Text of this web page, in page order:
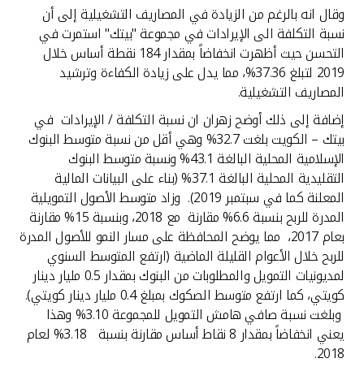
وقال انه بالرغم من الزيادة في المصاريف التشغيلية إلى أن
نسبة التكلفة الى الإيرادات في مجموعة "بيتك" استمرت في
التحسن حيث أظهرت انخفاضاً بمقدار 184 نقطة أساس خلال
2019 لتبلغ 37.36%، مما يدل على زيادة الكفاءة وترشيد
المصاريف التشغيلية.
إضافة إلى ذلك أوضح زهران ان نسبة التكلفة / الإيرادات في
بيتك – الكويت بلغت 32.7% وهي أقل من نسبة متوسط البنوك
الإسلامية المحلية البالغة 43.1% ونسبة متوسط البنوك
التقليدية المحلية البالغة 37.1% (بناء على البيانات المالية
المعلنة كما في سبتمبر 2019). وزاد متوسط الأصول التمويلية
المدرة للربح بنسبة 6.6% مقارنة مع 2018، وبنسبة 15% مقارنة
بعام 2017، مما يوضح المحافظة على مسار النمو للأصول المدرة
للربح خلال الأعوام القليلة الماضية (ارتفع المتوسط السنوي
لمديونيات التمويل والمطلوبات من البنوك بمقدار 0.5 مليار دينار
كويتي، كما ارتفع متوسط الصكوك بمبلغ 0.4 مليار دينار كويتي).
وبلغت نسبة صافي هامش التمويل للمجموعة 3.10% وهذا
يعني انخفاضاً بمقدار 8 نقاط أساس مقارنة بنسبة 3.18% لعام
2018.